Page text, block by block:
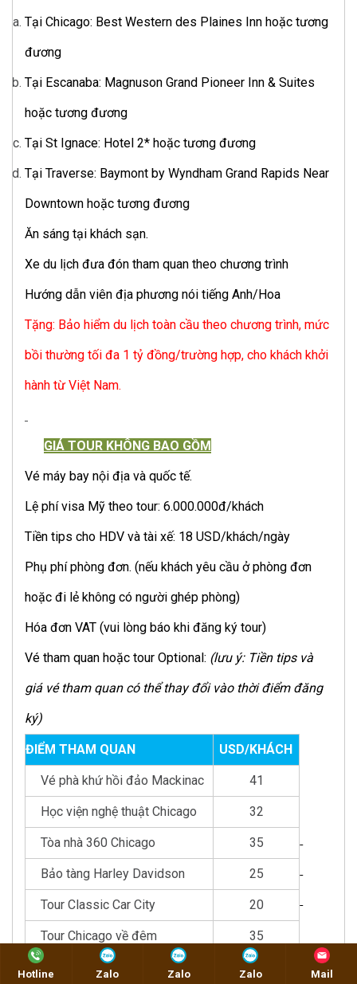
Tại Chicago: Best Western des Plaines Inn hoặc tương
đương
Tại Escanaba: Magnuson Grand Pioneer Inn & Suites
hoặc tương đương
Tại St Ignace: Hotel 2* hoặc tương đương
Tại Traverse: Baymont by Wyndham Grand Rapids Near
Downtown hoặc tương đương
Ăn sáng tại khách sạn.
Xe du lịch đưa đón tham quan theo chương trình
Hướng dẫn viên địa phương nói tiếng Anh/Hoa
Tặng: Bảo hiểm du lịch toàn cầu theo chương trình, mức
bồi thường tối đa 1 tỷ đồng/trường hợp, cho khách khởi
hành từ Việt Nam.
GIÁ TOUR KHÔNG BAO GỒM
Vé máy bay nội địa và quốc tế.
Lệ phí visa Mỹ theo tour: 6.000.000đ/khách
Tiền tips cho HDV và tài xế: 18 USD/khách/ngày
Phụ phí phòng đơn. (nếu khách yêu cầu ở phòng đơn
hoặc đi lẻ không có người ghép phòng)
Hóa đơn VAT (vui lòng báo khi đăng ký tour)
Vé tham quan hoặc tour Optional: (lưu ý: Tiền tips và
giá vé tham quan có thể thay đổi vào thời điểm đăng
ký)
ĐIỂM THAM QUAN USD/KHÁCH
Vé phà khứ hồi đảo Mackinac 41
Học viện nghệ thuật Chicago 32
Tòa nhà 360 Chicago 35
Bảo tàng Harley Davidson 25
Tour Classic Car City 20
Tour Chicago về đêm 35
Tour làng cối xay gió 13
Hotline Zalo Zalo Zalo Mail